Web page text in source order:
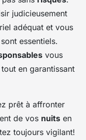
judicieusement
adéquat et vous
sont essentiels.
vous
en garantissant
prêt à affronter
de vos nuits en
toujours vigilant!